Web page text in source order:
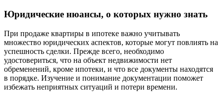
Юридические нюансы, о которых нужно знать
При продаже квартиры в ипотеке важно учитывать
множество юридических аспектов, которые могут повлиять на
успешность сделки. Прежде всего, необходимо
удостовериться, что на объект недвижимости нет
обременений, кроме ипотеки, и что все документы находятся
в порядке. Изучение и понимание документации поможет
избежать неприятных ситуаций и потери времени.